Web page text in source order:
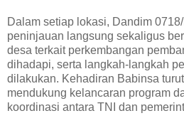
Dalam setiap lokasi, Dandim
peninjauan langsung sekaligus
desa terkait perkembangan
dihadapi, serta langkah-langkah
dilakukan. Kehadiran Babinsa
mendukung kelancaran program
koordinasi antara TNI dan